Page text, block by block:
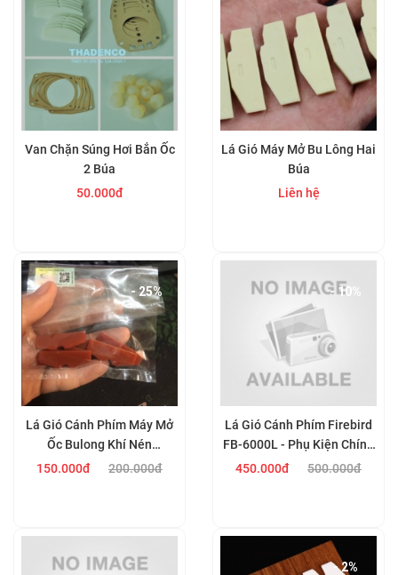
Van Chặn Súng Hơi Bắn Ốc
2 Búa
50.000đ
Lá Gió Máy Mở Bu Lông Hai
Búa
Liên hệ
- 25%
Lá Gió Cánh Phím Máy Mở
Ốc Bulong Khí Nén
KAWASAKI KPT-231
150.000đ 200.000đ
- 10%
Lá Gió Cánh Phím Firebird
FB-6000L - Phụ Kiện Chính
Hãng Cho Súng Xiết Bu
450.000đ 500.000đ
- 2%